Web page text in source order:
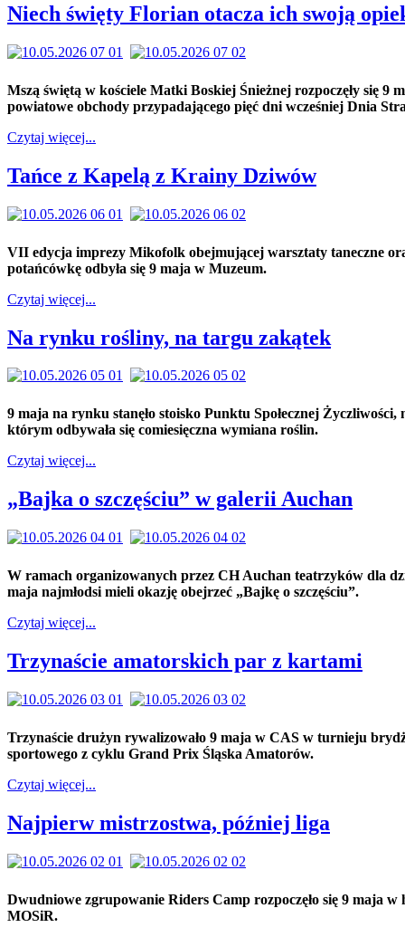
Niech święty Florian otacza ich swoją
Mszą świętą w kościele Matki Boskiej Śnieżnej rozpoczęły się 9
powiatowe obchody przypadającego pięć dni wcześniej Dnia
Czytaj więcej...
Tańce z Kapelą z Krainy Dziwów
VII edycja imprezy Mikofolk obejmującej warsztaty taneczne
potańcówkę odbyła się 9 maja w Muzeum.
Czytaj więcej...
Na rynku rośliny, na targu zakątek
9 maja na rynku stanęło stoisko Punktu Społecznej Życzliwości,
którym odbywała się comiesięczna wymiana roślin.
Czytaj więcej...
„Bajka o szczęściu” w galerii Auchan
W ramach organizowanych przez CH Auchan teatrzyków dla
maja najmłodsi mieli okazję obejrzeć „Bajkę o szczęściu”.
Czytaj więcej...
Trzynaście amatorskich par z kartami
Trzynaście drużyn rywalizowało 9 maja w CAS w turnieju
sportowego z cyklu Grand Prix Śląska Amatorów.
Czytaj więcej...
Najpierw mistrzostwa, później liga
Dwudniowe zgrupowanie Riders Camp rozpoczęło się 9 maja w
MOSiR.